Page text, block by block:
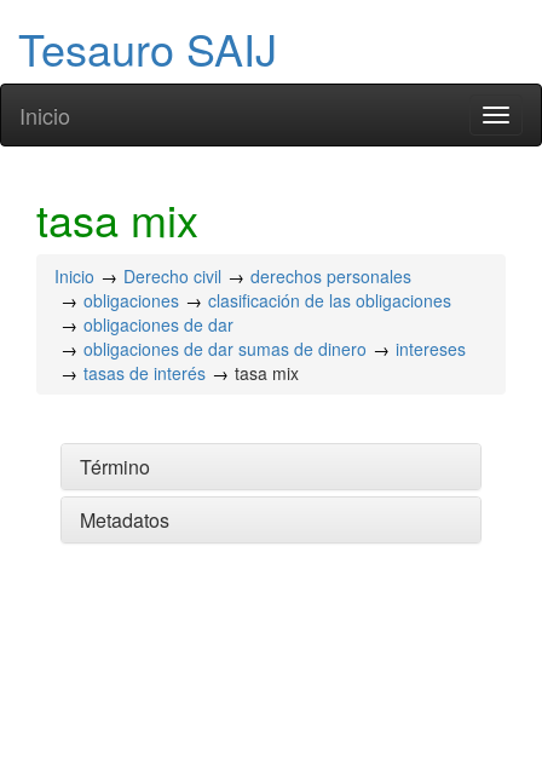
Tesauro SAIJ
Inicio
tasa mix
Inicio Derecho civil
derechos personales
obligaciones
clasificación de las obligaciones
obligaciones de dar
obligaciones de dar sumas de dinero
intereses
tasas de interés
tasa mix
Término
Metadatos